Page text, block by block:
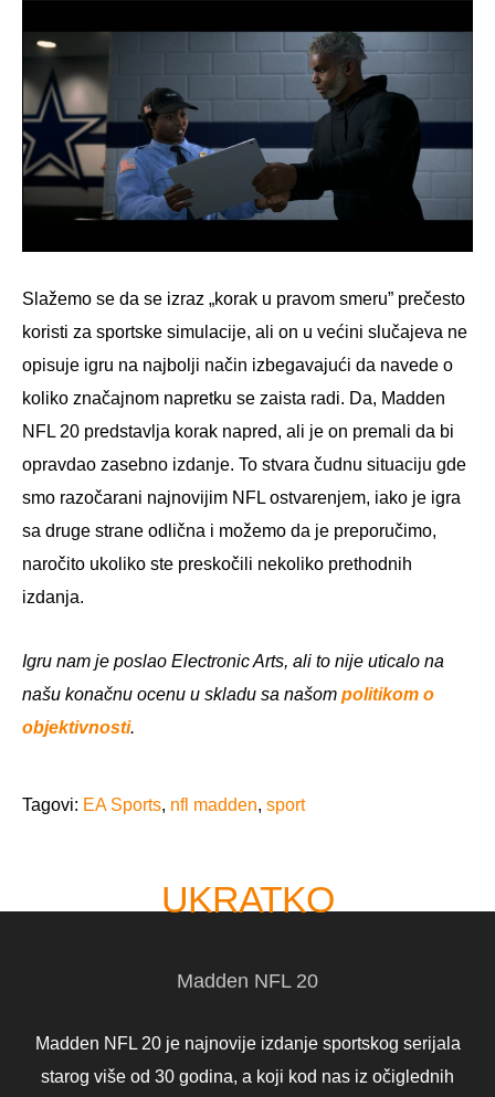
Slažemo se da se izraz „korak u pravom smeru” prečesto
koristi za sportske simulacije, ali on u većini slučajeva ne
opisuje igru na najbolji način izbegavajući da navede o
koliko značajnom napretku se zaista radi. Da, Madden
NFL 20 predstavlja korak napred, ali je on premali da bi
opravdao zasebno izdanje. To stvara čudnu situaciju gde
smo razočarani najnovijim NFL ostvarenjem, iako je igra
sa druge strane odlična i možemo da je preporučimo,
naročito ukoliko ste preskočili nekoliko prethodnih
izdanja.
Igru nam je poslao Electronic Arts, ali to nije uticalo na
našu konačnu ocenu u skladu sa našom politikom o
objektivnosti.
Tagovi: EA Sports, nfl madden, sport
UKRATKO
Madden NFL 20
Madden NFL 20 je najnovije izdanje sportskog serijala
starog više od 30 godina, a koji kod nas iz očiglednih